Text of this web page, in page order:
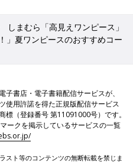
しまむら「高見えワンピース」
」夏ワンピースのおすすめコー
子書店・電子書籍配信サービスが、
使用許諾を得た正規版配信サービス
標（登録番号 第11091000号）です。
ークを掲示しているサービスの一覧
スト等のコンテンツの無断転載を禁じま